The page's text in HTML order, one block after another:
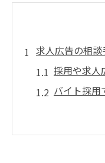
求人広告の相
採用や求人
バイト採用
求人広告